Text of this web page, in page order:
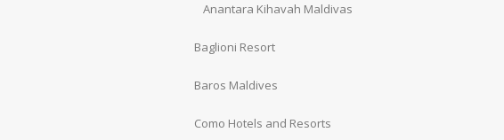
Anantara Kihavah Maldivas
Baglioni Resort
Baros Maldives
Como Hotels and Resorts